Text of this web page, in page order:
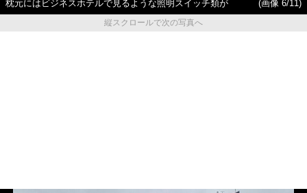
枕元にはビジネスホテルで見るような照明スイッチ類が
(画像 6/11)
縦スクロールで次の写真へ